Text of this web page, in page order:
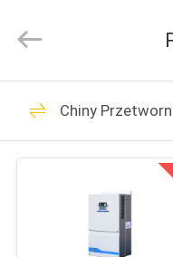
DOM
PRODUKTY
Reserved.
Chiny